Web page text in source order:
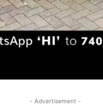
- Advertisement -